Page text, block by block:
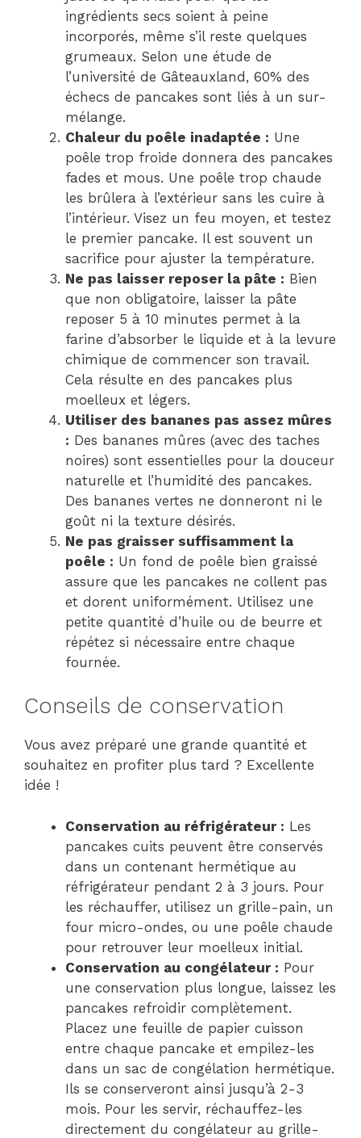
ingrédients secs soient à peine
incorporés, même s’il reste quelques
grumeaux. Selon une étude de
l’université de Gâteauxland, 60% des
échecs de pancakes sont liés à un sur-
mélange.
Chaleur du poêle inadaptée : Une
poêle trop froide donnera des pancakes
fades et mous. Une poêle trop chaude
les brûlera à l’extérieur sans les cuire à
l’intérieur. Visez un feu moyen, et testez
le premier pancake. Il est souvent un
sacrifice pour ajuster la température.
Ne pas laisser reposer la pâte : Bien
que non obligatoire, laisser la pâte
reposer 5 à 10 minutes permet à la
farine d’absorber le liquide et à la levure
chimique de commencer son travail.
Cela résulte en des pancakes plus
moelleux et légers.
Utiliser des bananes pas assez mûres
: Des bananes mûres (avec des taches
noires) sont essentielles pour la douceur
naturelle et l’humidité des pancakes.
Des bananes vertes ne donneront ni le
goût ni la texture désirés.
Ne pas graisser suffisamment la
poêle : Un fond de poêle bien graissé
assure que les pancakes ne collent pas
et dorent uniformément. Utilisez une
petite quantité d’huile ou de beurre et
répétez si nécessaire entre chaque
fournée.
Conseils de conservation
Vous avez préparé une grande quantité et
souhaitez en profiter plus tard ? Excellente
idée !
Conservation au réfrigérateur : Les
pancakes cuits peuvent être conservés
dans un contenant hermétique au
réfrigérateur pendant 2 à 3 jours. Pour
les réchauffer, utilisez un grille-pain, un
four micro-ondes, ou une poêle chaude
pour retrouver leur moelleux initial.
Conservation au congélateur : Pour
une conservation plus longue, laissez les
pancakes refroidir complètement.
Placez une feuille de papier cuisson
entre chaque pancake et empilez-les
dans un sac de congélation hermétique.
Ils se conserveront ainsi jusqu’à 2-3
mois. Pour les servir, réchauffez-les
directement du congélateur au grille-